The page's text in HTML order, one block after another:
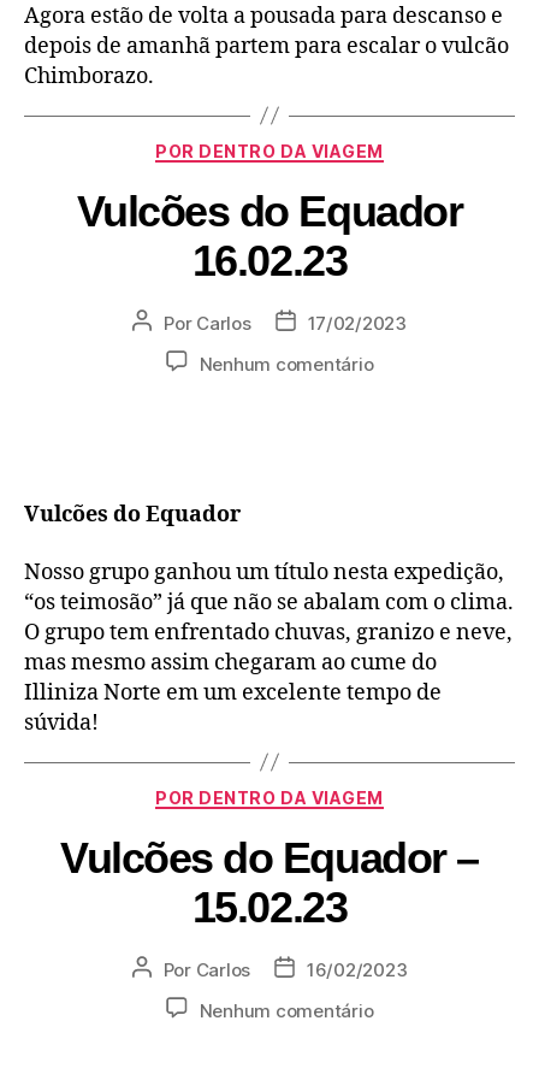
Agora estão de volta a pousada para descanso e
depois de amanhã partem para escalar o vulcão
Chimborazo.
POR DENTRO DA VIAGEM
Vulcões do Equador
16.02.23
Por Carlos
17/02/2023
Nenhum comentário
Vulcões do Equador
Nosso grupo ganhou um título nesta expedição,
“os teimosão” já que não se abalam com o clima.
O grupo tem enfrentado chuvas, granizo e neve,
mas mesmo assim chegaram ao cume do
Illiniza Norte em um excelente tempo de
súvida!
POR DENTRO DA VIAGEM
Vulcões do Equador –
15.02.23
Por Carlos
16/02/2023
Nenhum comentário